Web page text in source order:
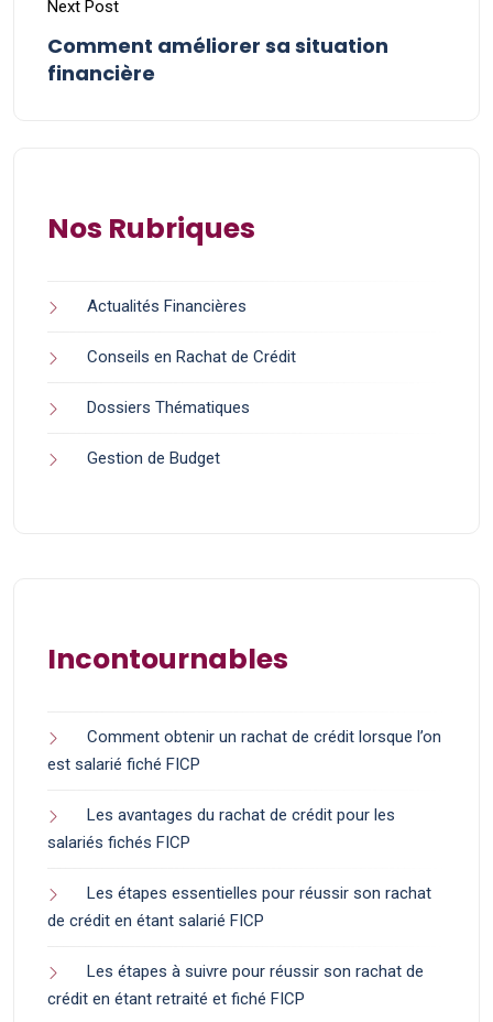
Next Post
Comment améliorer sa situation
financière
Nos Rubriques
Actualités Financières
Conseils en Rachat de Crédit
Dossiers Thématiques
Gestion de Budget
Incontournables
Comment obtenir un rachat de crédit lorsque l’on
est salarié fiché FICP
Les avantages du rachat de crédit pour les
salariés fichés FICP
Les étapes essentielles pour réussir son rachat
de crédit en étant salarié FICP
Les étapes à suivre pour réussir son rachat de
crédit en étant retraité et fiché FICP